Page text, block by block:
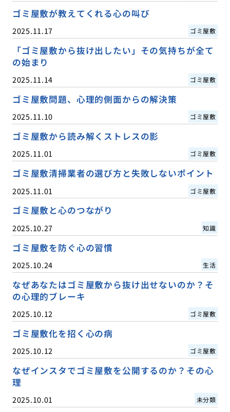
ゴミ屋敷が教えてくれる心の叫び
2025.11.17 ゴミ屋敷
「ゴミ屋敷から抜け出したい」その気持ちが全て
の始まり
2025.11.14 ゴミ屋敷
ゴミ屋敷問題、心理的側面からの解決策
2025.11.10 ゴミ屋敷
ゴミ屋敷から読み解くストレスの影
2025.11.01 ゴミ屋敷
ゴミ屋敷清掃業者の選び方と失敗しないポイント
2025.11.01 ゴミ屋敷
ゴミ屋敷と心のつながり
2025.10.27 知識
ゴミ屋敷を防ぐ心の習慣
2025.10.24 生活
なぜあなたはゴミ屋敷から抜け出せないのか？そ
の心理的ブレーキ
2025.10.12 ゴミ屋敷
ゴミ屋敷化を招く心の病
2025.10.12 ゴミ屋敷
なぜインスタでゴミ屋敷を公開するのか？その心
理
2025.10.01 未分類